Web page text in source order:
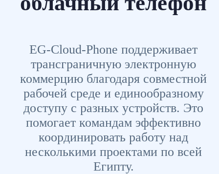
EG-Cloud-Phone поддерживает
трансграничную электронную
коммерцию благодаря совместной
рабочей среде и единообразному
доступу с разных устройств. Это
помогает командам эффективно
координировать работу над
несколькими проектами по всей
Египту.